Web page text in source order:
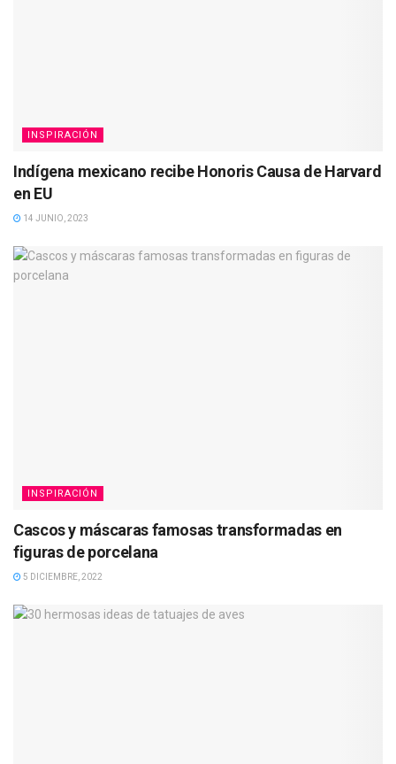
INSPIRACIÓN
Indígena mexicano recibe Honoris Causa de Harvard
en EU
14 JUNIO, 2023
INSPIRACIÓN
Cascos y máscaras famosas transformadas en
figuras de porcelana
5 DICIEMBRE, 2022